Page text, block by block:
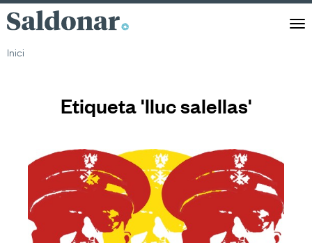
Saldonar
Inici
Etiqueta 'lluc salellas'